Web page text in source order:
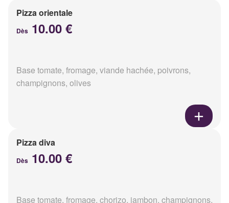
Pizza orientale
Dès 10.00 €
Base tomate, fromage, viande hachée, poivrons,
champignons, olives
Pizza diva
Dès 10.00 €
Base tomate, fromage, chorizo, jambon, champignons,